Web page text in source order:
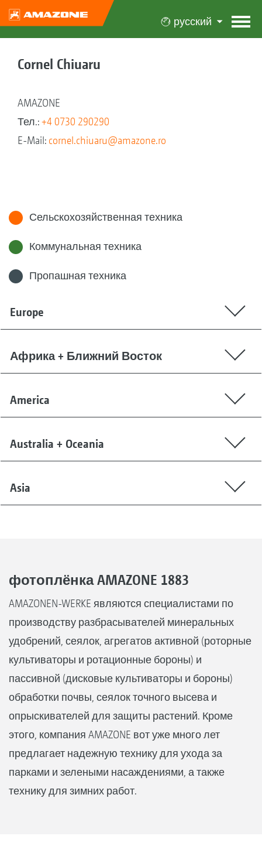
русский
Cornel Chiuaru
AMAZONE
Тел.:+4 0730 290290
E-Mail: cornel.chiuaru@amazone.ro
Сельскохозяйственная техника
Коммунальная техника
Пропашная техника
Europe
Африка + Ближний Восток
America
Australia + Oceania
Asia
фотоплёнка AMAZONE 1883
AMAZONEN-WERKE являются специалистами по
производству разбрасывателей минеральных
удобрений, сеялок, агрегатов активной (роторные
культиваторы и ротационные бороны) и
пассивной (дисковые культиваторы и бороны)
обработки почвы, сеялок точного высева и
опрыскивателей для защиты растений. Кроме
этого, компания AMAZONE вот уже много лет
предлагает надежную технику для ухода за
парками и зелеными насаждениями, а также
технику для зимних работ.